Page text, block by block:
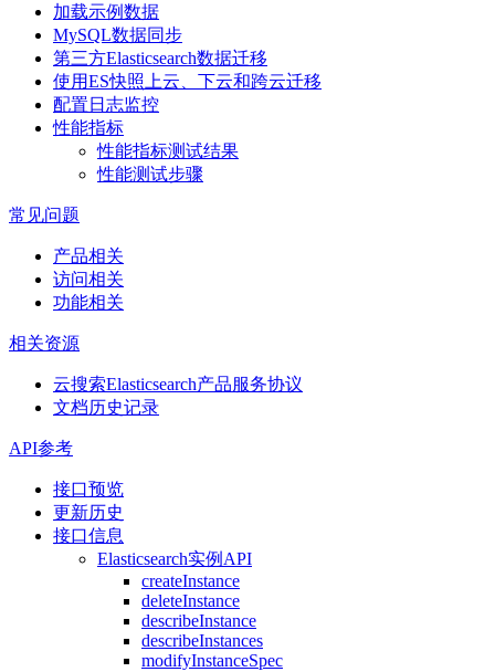
加载示例数据
MySQL数据同步
第三方Elasticsearch数据迁移
使用ES快照上云、下云和跨云迁移
配置日志监控
性能指标
性能指标测试结果
性能测试步骤
常见问题
产品相关
访问相关
功能相关
相关资源
云搜索Elasticsearch产品服务协议
文档历史记录
API参考
接口预览
更新历史
接口信息
Elasticsearch实例API
createInstance
deleteInstance
describeInstance
describeInstances
modifyInstanceSpec